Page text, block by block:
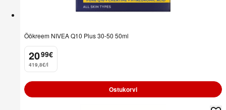
Öökreem NIVEA Q10 Plus 30-50 50ml
20
. 99€
419,8€/l
Ostukorvi